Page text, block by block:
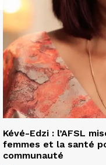
Kévé-Edzi : l’AFSL
femmes et la santé
communauté